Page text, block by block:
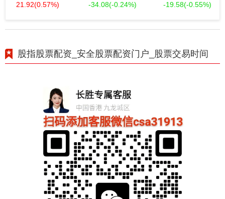
21.92(0.57%) -34.08(-0.24%) -19.58(-0.55%)
股指股票配资_安全股票配资门户_股票交易时间